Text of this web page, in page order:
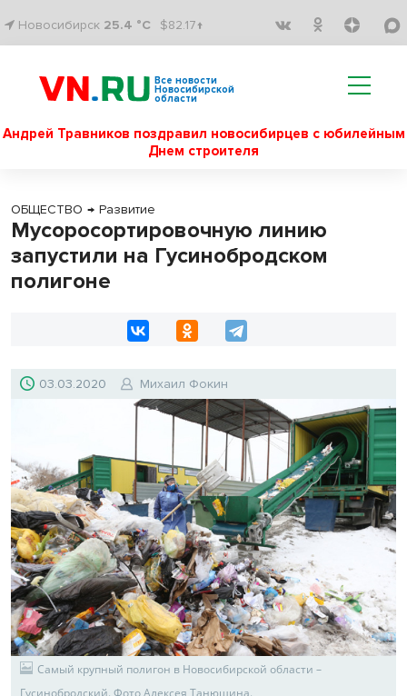
Новосибирск 25.4 °C $82.17↑
Все новости
Новосибирской
области
Андрей Травников поздравил новосибирцев с юбилейным
Днем строителя
ОБЩЕСТВО → Развитие
Мусоросортировочную линию
запустили на Гусинобродском
полигоне
03.03.2020 Михаил Фокин
Самый крупный полигон в Новосибирской области –
Гусинобродский. Фото Алексея Танюшина.